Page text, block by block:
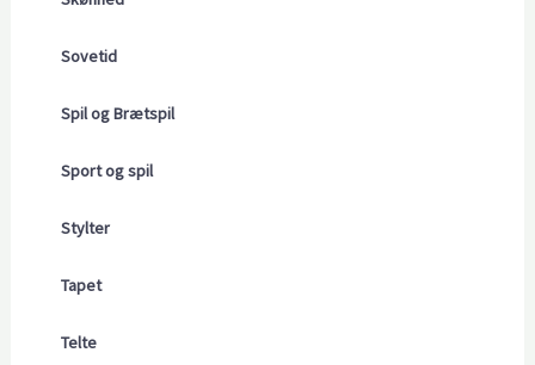
Sovetid
Spil og Brætspil
Sport og spil
Stylter
Tapet
Telte